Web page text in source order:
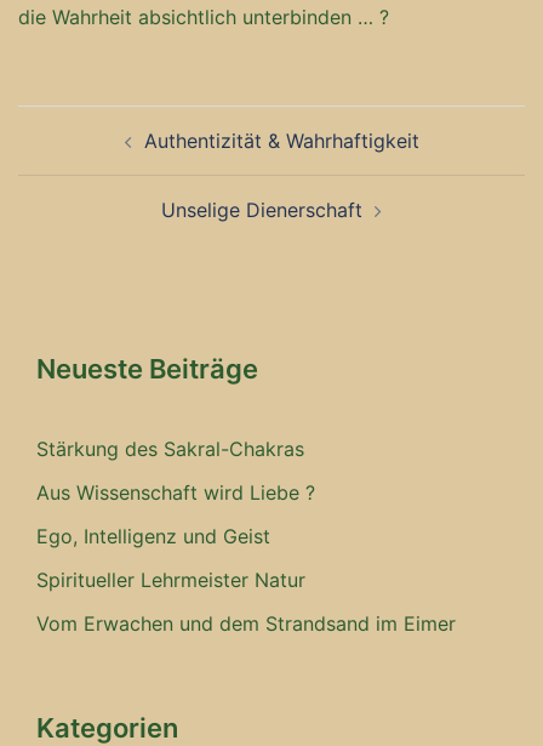
die Wahrheit absichtlich unterbinden … ?
Authentizität & Wahrhaftigkeit
Unselige Dienerschaft
Neueste Beiträge
Stärkung des Sakral-Chakras
Aus Wissenschaft wird Liebe ?
Ego, Intelligenz und Geist
Spiritueller Lehrmeister Natur
Vom Erwachen und dem Strandsand im Eimer
Kategorien